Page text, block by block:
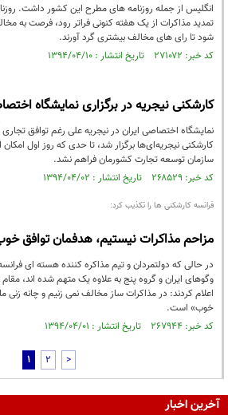
انگلیس از جمله روزنامه های مطرح این کشور داشت.
تمدید مذاکرات از یک هفته کنونی فراتر رود، فرصت به
شود تا رای های مخالف بیشتری گرد آورند.
کد خبر: ۲۷۱۰۷۲ تاریخ انتشار : ۱۳۹۴/۰۴/۱۰
کارشکنی نیجریه در برگزاری نمایشگاه
نمایشگاه اختصاصی ایران در نیجریه علی رغم توافق تجاری
کارشکنی‌ نیجریه‌ای‌ها برگزار شد، تا حدی که روز اول
سازمان توسعه تجارت کشورمان فراهم نشد.
کد خبر: ۲۶۸۵۲۹ تاریخ انتشار : ۱۳۹۴/۰۴/۰۲
فرانسه کارشکنی ها را تکذیب کرد:
مزاحم مذاکرات نیستیم، هدفمان توافق
در حالی که دولتمردان و تیم مذاکره کننده هسته ای
وگوهای ایران و گروه پنج به علاوه یک متهم شده اند،
اعلام کردند: در مذاکرات ساز مخالف نمی زنیم و چانه زنی
خوب» است.
کد خبر: ۲۶۷۹۴۴ تاریخ انتشار : ۱۳۹۴/۰۴/۰۱
1 2 >
آخرین اخبار